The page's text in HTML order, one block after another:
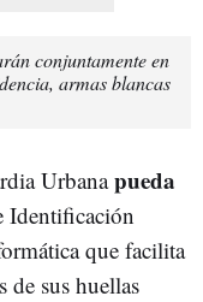
conjuntamente en
armas blancas
Urbanapueda
Identificación
que facilita
de sus huellas